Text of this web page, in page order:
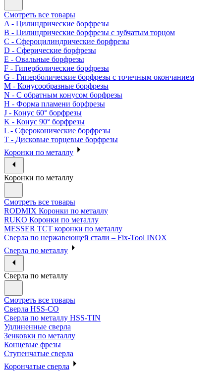
Смотреть все товары
A - Цилиндрические борфрезы
B - Цилиндрические борфрезы с зубчатым торцом
C - Сфероцилиндрические борфрезы
D - Сферические борфрезы
E - Овальные борфрезы
F - Гиперболические борфрезы
G - Гиперболические борфрезы с точечным окончанием
M - Конусообразные борфрезы
N - С обратным конусом борфрезы
H - Форма пламени борфрезы
J - Конус 60° борфрезы
K - Конус 90° борфрезы
L - Сфероконические борфрезы
T - Дисковые торцевые борфрезы
Коронки по металлу
Коронки по металлу
Смотреть все товары
RODMIX Коронки по металлу
RUKO Коронки по металлу
MESSER ТСТ коронки по металлу
Сверла по нержавеющей стали – Fix-Tool INOX
Сверла по металлу
Сверла по металлу
Смотреть все товары
Сверла HSS-CO
Сверла по металлу HSS-TIN
Удлиненные сверла
Зенковки по металлу
Концевые фрезы
Ступенчатые сверла
Корончатые сверла